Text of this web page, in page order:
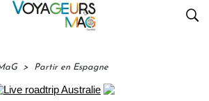
> Partir en Espagne